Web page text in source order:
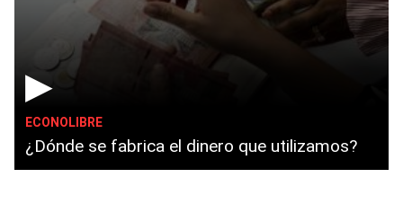
▶
ECONOLIBRE
¿Dónde se fabrica el dinero que utilizamos?